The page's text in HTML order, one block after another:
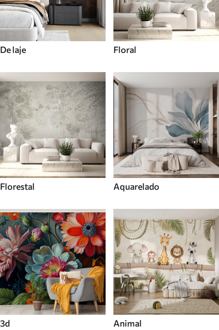
De laje Floral
Florestal Aquarelado
3d Animal